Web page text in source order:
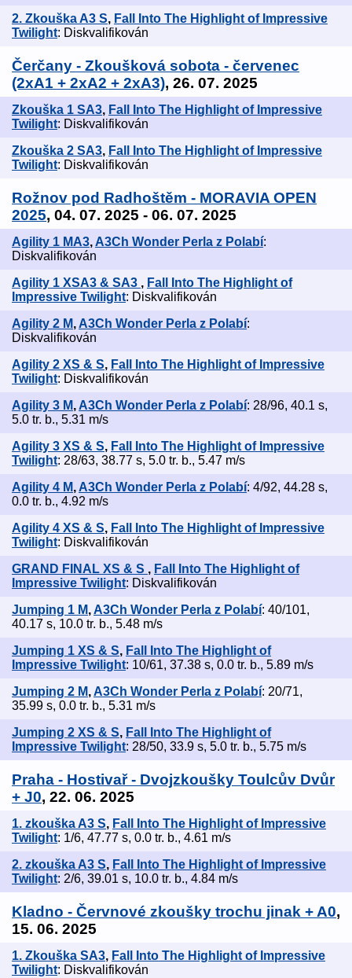
2. Zkouška A3 S, Fall Into The Highlight of Impressive
Twilight: Diskvalifikován
Čerčany - Zkoušková sobota - červenec
(2xA1 + 2xA2 + 2xA3), 26. 07. 2025
Zkouška 1 SA3, Fall Into The Highlight of Impressive
Twilight: Diskvalifikován
Zkouška 2 SA3, Fall Into The Highlight of Impressive
Twilight: Diskvalifikován
Rožnov pod Radhoštěm - MORAVIA OPEN
2025, 04. 07. 2025 - 06. 07. 2025
Agility 1 MA3, A3Ch Wonder Perla z Polabí:
Diskvalifikován
Agility 1 XSA3 & SA3 , Fall Into The Highlight of
Impressive Twilight: Diskvalifikován
Agility 2 M, A3Ch Wonder Perla z Polabí:
Diskvalifikován
Agility 2 XS & S, Fall Into The Highlight of Impressive
Twilight: Diskvalifikován
Agility 3 M, A3Ch Wonder Perla z Polabí: 28/96, 40.1 s,
5.0 tr. b., 5.31 m/s
Agility 3 XS & S, Fall Into The Highlight of Impressive
Twilight: 28/63, 38.77 s, 5.0 tr. b., 5.47 m/s
Agility 4 M, A3Ch Wonder Perla z Polabí: 4/92, 44.28 s,
0.0 tr. b., 4.92 m/s
Agility 4 XS & S, Fall Into The Highlight of Impressive
Twilight: Diskvalifikován
GRAND FINAL XS & S , Fall Into The Highlight of
Impressive Twilight: Diskvalifikován
Jumping 1 M,A3Ch Wonder Perla z Polabí: 40/101,
40.17 s, 10.0 tr. b., 5.48 m/s
Jumping 1 XS & S, Fall Into The Highlight of
Impressive Twilight: 10/61, 37.38 s, 0.0 tr. b., 5.89 m/s
Jumping 2 M,A3Ch Wonder Perla z Polabí: 20/71,
35.99 s, 0.0 tr. b., 5.31 m/s
Jumping 2 XS & S, Fall Into The Highlight of
Impressive Twilight: 28/50, 33.9 s, 5.0 tr. b., 5.75 m/s
Praha - Hostivař - Dvojzkoušky Toulcův Dvůr
+ J0, 22. 06. 2025
1. zkouška A3 S, Fall Into The Highlight of Impressive
Twilight: 1/6, 47.77 s, 0.0 tr. b., 4.61 m/s
2. zkouška A3 S, Fall Into The Highlight of Impressive
Twilight: 2/6, 39.01 s, 10.0 tr. b., 4.84 m/s
Kladno - Červnové zkoušky trochu jinak + A0,
15. 06. 2025
1. Zkouška SA3, Fall Into The Highlight of Impressive
Twilight: Diskvalifikován